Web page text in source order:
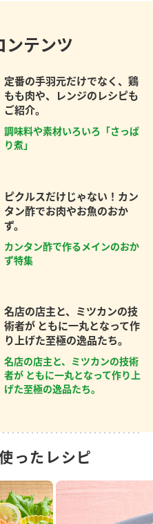
ンテンツ
定番の手羽元だけでなく、鶏
もも肉や、レンジのレシピも
ご紹介。
調味料や素材いろいろ「さっぱ
り煮」
ピクルスだけじゃない！カン
タン酢でお肉やお魚のおか
ず。
カンタン酢で作るメインのおか
ず特集
名店の店主と、ミツカンの技
術者が ともに一丸となって作
り上げた至極の逸品たち。
名店の店主と、ミツカンの技術
者が ともに一丸となって作り上
げた至極の逸品たち。
ったレシピ